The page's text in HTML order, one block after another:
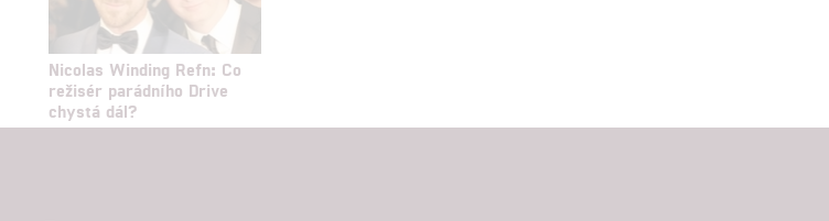
Nicolas Winding Refn: Co
režisér parádního Drive
chystá dál?